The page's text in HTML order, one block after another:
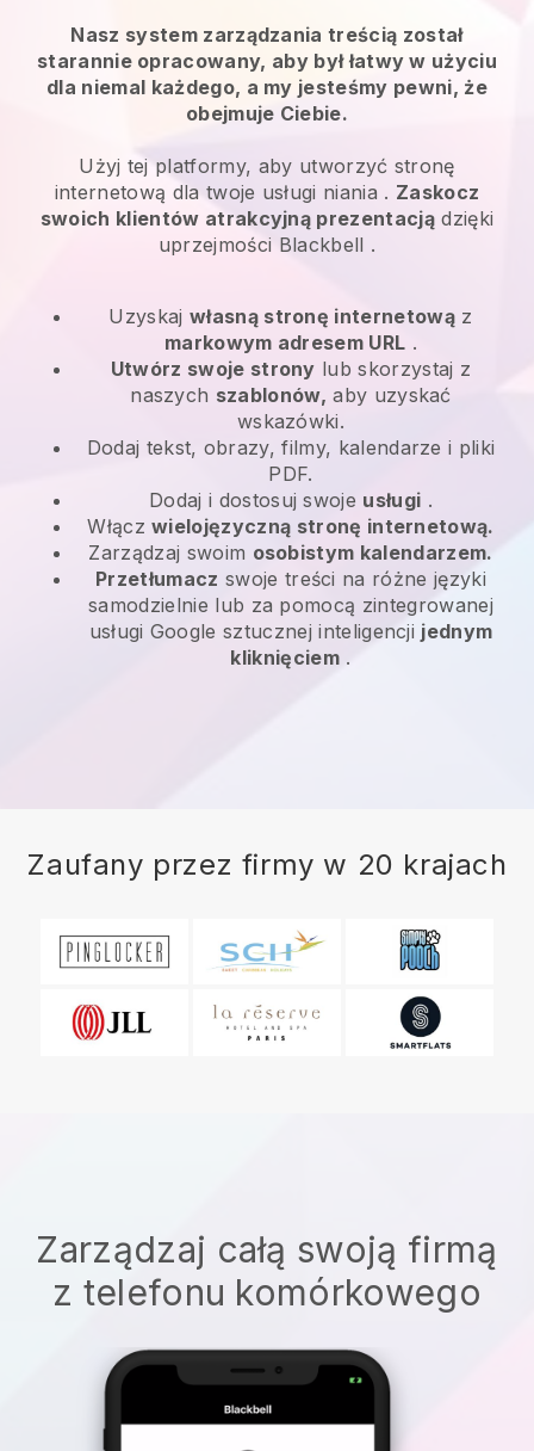
Nasz system zarządzania treścią został
starannie opracowany, aby był łatwy w użyciu
dla niemal każdego, a my jesteśmy pewni, że
obejmuje Ciebie.
Użyj tej platformy, aby utworzyć stronę
internetową dla twoje usługi niania . Zaskocz
swoich klientów atrakcyjną prezentacjądzięki
uprzejmości Blackbell .
Uzyskaj własną stronę internetowąz
markowym adresem URL .
Utwórz swoje strony lub skorzystaj z
naszych szablonów, aby uzyskać
wskazówki.
Dodaj tekst, obrazy, filmy, kalendarze i pliki
PDF.
Dodaj i dostosuj swoje usługi .
Włączwielojęzyczną stronę internetową.
Zarządzaj swoim osobistym kalendarzem.
Przetłumacz swoje treści na różne języki
samodzielnie lub za pomocą zintegrowanej
usługi Google sztucznej inteligencji jednym
kliknięciem.
Zaufany przez firmy w 20 krajach
Zarządzaj całą swoją firmą
z telefonu komórkowego